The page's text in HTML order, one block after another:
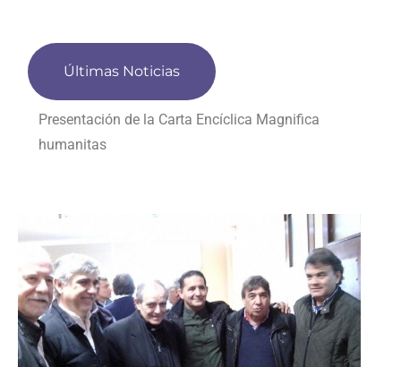
Últimas Noticias
Presentación de la Carta Encíclica Magnifica
humanitas